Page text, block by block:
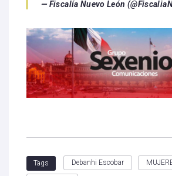
— Fiscalía Nuevo León
Tags Debanhi Escobar